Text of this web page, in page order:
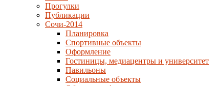
Прогулки
Публикации
Сочи-2014
Планировка
Спортивные объекты
Оформление
Гостиницы, медиацентры и университет
Павильоны
Социальные объекты